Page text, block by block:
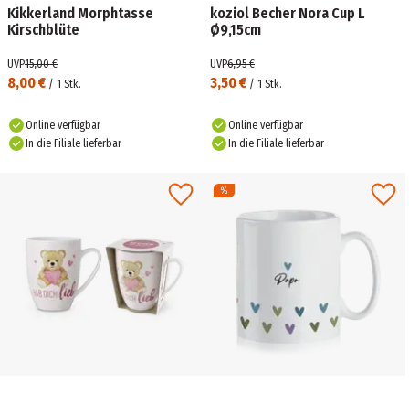
Kikkerland Morphtasse
Kirschblüte
8,00 € / 1 Stk.
UVP15,00 €
Online verfügbar
In die Filiale lieferbar
koziol Becher Nora Cup L
Ø9,15cm
3,50 € / 1 Stk.
UVP6,95 €
Online verfügbar
In die Filiale lieferbar